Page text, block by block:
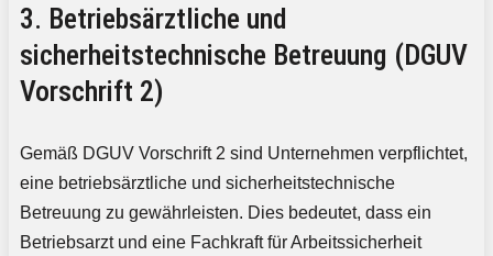
3. Betriebsärztliche und
sicherheitstechnische Betreuung (DGUV
Vorschrift 2)
Gemäß DGUV Vorschrift 2 sind Unternehmen verpflichtet,
eine betriebsärztliche und sicherheitstechnische
Betreuung zu gewährleisten. Dies bedeutet, dass ein
Betriebsarzt und eine Fachkraft für Arbeitssicherheit